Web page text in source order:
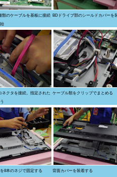
類のケーブルを基板に接続 BDドライブ部のシールドカバーを
ネクタを接続。指定された ケーブル類をクリップでまとめる
8本のネジで固定する 背面カバーを装着する